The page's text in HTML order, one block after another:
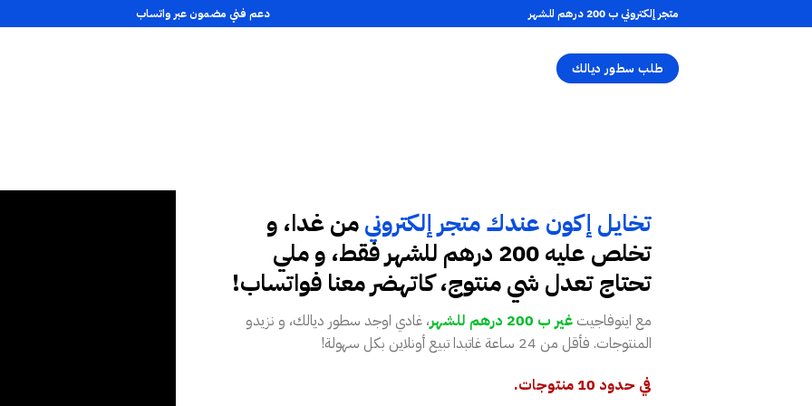
دعم فني مضمون عبر واتساب متجر إلكتروني ب 200 درهم للشهر
طلب سطور ديالك
تخايل إكون عندك متجر إلكترونيمن غدا، و
تخلص عليه 200 درهم للشهر فقط، و ملي
تحتاج تعدل شي منتوج، كاتهضر معنا فواتساب!
مع اينوفاجيت غير ب 200 درهم للشهر
، غادي اوجد سطور ديالك، و نزيدو
المنتوجات. فأقل من 24 ساعة غاتبدا تبيع أونلاين بكل سهولة!
في حدود 10 منتوجات.